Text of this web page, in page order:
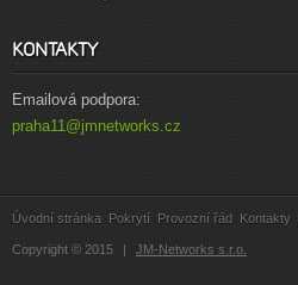
KONTAKTY
Emailová podpora:
praha11@jmnetworks.cz
Úvodní stránka Pokrytí Provozní řád Kontakty
Copyright © 2015 | JM-Networks s.r.o.